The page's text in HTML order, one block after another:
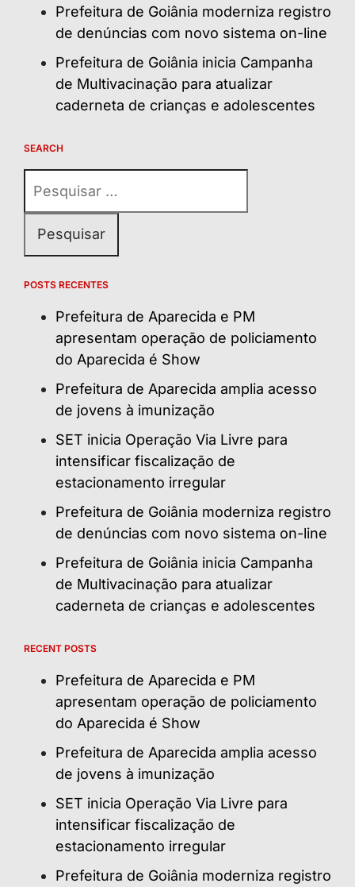
Prefeitura de Goiânia moderniza registro
de denúncias com novo sistema on-line
Prefeitura de Goiânia inicia Campanha
de Multivacinação para atualizar
caderneta de crianças e adolescentes
SEARCH
por:
POSTS RECENTES
Prefeitura de Aparecida e PM
apresentam operação de policiamento
do Aparecida é Show
Prefeitura de Aparecida amplia acesso
de jovens à imunização
SET inicia Operação Via Livre para
intensificar fiscalização de
estacionamento irregular
Prefeitura de Goiânia moderniza registro
de denúncias com novo sistema on-line
Prefeitura de Goiânia inicia Campanha
de Multivacinação para atualizar
caderneta de crianças e adolescentes
RECENT POSTS
Prefeitura de Aparecida e PM
apresentam operação de policiamento
do Aparecida é Show
Prefeitura de Aparecida amplia acesso
de jovens à imunização
SET inicia Operação Via Livre para
intensificar fiscalização de
estacionamento irregular
Prefeitura de Goiânia moderniza registro